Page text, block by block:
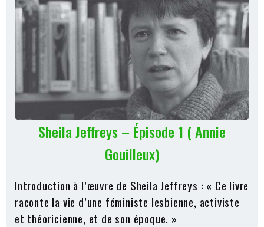
Sheila Jeffreys – Épisode 1 ( Annie
Gouilleux)
Introduction à l’œuvre de Sheila Jeffreys : « Ce livre
raconte la vie d’une féministe lesbienne, activiste
et théoricienne, et de son époque. »